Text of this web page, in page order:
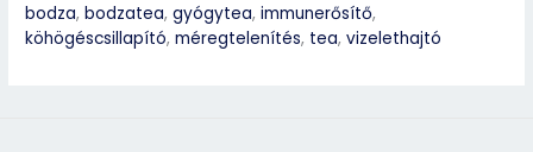
bodza,bodzatea,gyógytea,immunerősítő,
köhögéscsillapító,méregtelenítés, tea,vizelethajtó